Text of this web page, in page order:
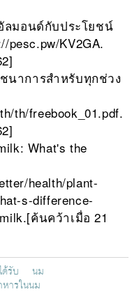
มอนด์กับประโยชน์
pesc.pw/KV2GA.
นาการสำหรับทุกช่วง
th/freebook_01.pdf.
What's the
health/plant-
s-difference-
.[ค้นคว้าเมื่อ 21
ด้รับ
นม
หารในนม